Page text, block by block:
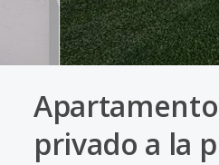
privado a la